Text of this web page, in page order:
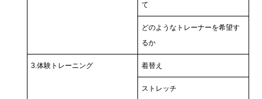
て
どのようなトレーナーを希望す
るか
3.体験トレーニング 着替え
ストレッチ